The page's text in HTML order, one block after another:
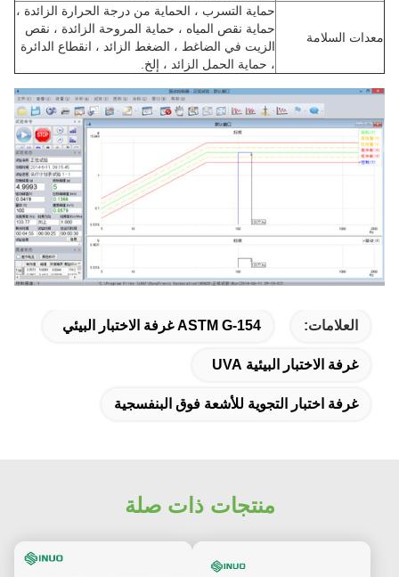
معدات السلامة
حماية التسرب ، الحماية من درجة الحرارة الزائدة ،
حماية نقص المياه ، حماية المروحة الزائدة ، نقص
الزيت في الضاغط ، الضغط الزائد ، انقطاع الدائرة
، حماية الحمل الزائد ، إلخ.
العلامات: ASTM G-154 غرفة الاختبار البيئي
غرفة الاختبار البيئية UVA
غرفة اختبار التجوية للأشعة فوق البنفسجية
منتجات ذات صلة